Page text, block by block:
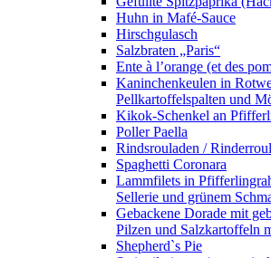
Huhn in Mafé-Sauce
Hirschgulasch
Salzbraten „Paris“
Ente à l’orange (et des
Kaninchenkeulen in
Pellkartoffelspalten und
Kikok-Schenkel an
Poller Paella
Rindsrouladen /
Spaghetti Coronara
Lammfilets in
Sellerie und grünem
Gebackene Dorade mit
Pilzen und Salzkartoffeln
Shepherd`s Pie